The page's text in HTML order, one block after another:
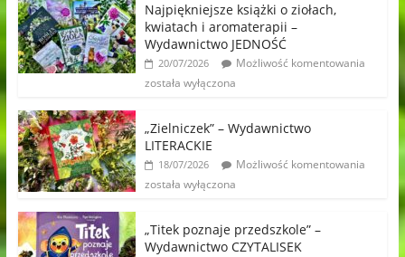
Najpiękniejsze książki o ziołach,
kwiatach i aromaterapii –
Wydawnictwo JEDNOŚĆ
20/07/2026
Możliwość komentowania
została wyłączona
„Zielniczek” – Wydawnictwo
LITERACKIE
18/07/2026
Możliwość komentowania
została wyłączona
„Titek poznaje przedszkole” –
Wydawnictwo CZYTALISEK